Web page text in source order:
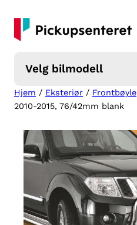
innhold
Velg bilmodell
Hjem / Eksteriør / Frontbøyle
2010-2015, 76/42mm blank